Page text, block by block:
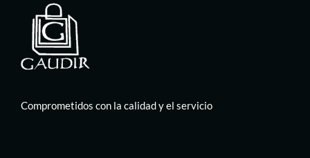
Comprometidos con la calidad y el servicio